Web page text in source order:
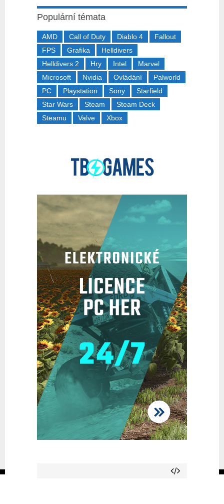
Populární témata
AMD Call of Duty Diablo 4
Fallout
FPS
Grafika
Helldivers
Helldivers 2
Hry Intel
Marvel
Microsoft
Nvidia Ovládání
Palworld
PC
Playstation Sony
Starfield
Star Wars
Steam
Steam Deck
Steamu
Valve Xbox